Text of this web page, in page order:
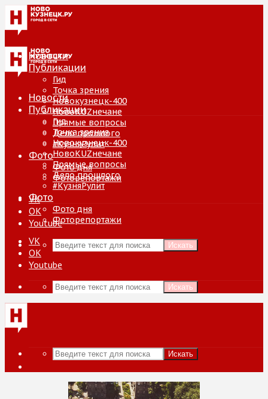
Новости
Публикации
Гид
Точка зрения
Новокузнецк-400
НовоKUZнечане
Прямые вопросы
Дело прошлого
#КузняРулит
Фото
Фото дня
Фоторепортажи
VK
ОК
Youtube
Искать
Новости
Публикации
Гид
Точка зрения
Новокузнецк-400
НовоKUZнечане
Прямые вопросы
Дело прошлого
#КузняРулит
Фото
Фото дня
Фоторепортажи
VK
ОК
Youtube
Искать
Искать